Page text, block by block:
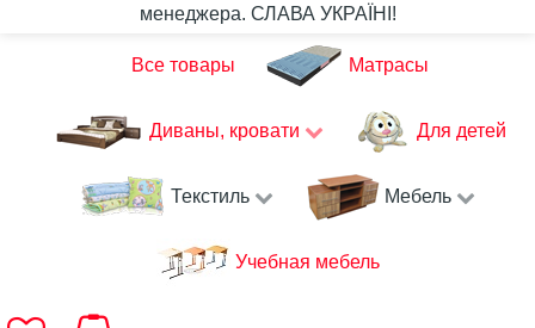
менеджера. СЛАВА УКРАЇНІ!
Все товары Матрасы
Диваны, кровати Для детей
Текстиль Мебель
Учебная мебель